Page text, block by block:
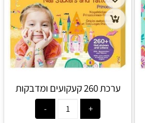
ערכת 260 קעקועים ומדבקות
ציפורניים - נסיכות - Avenir